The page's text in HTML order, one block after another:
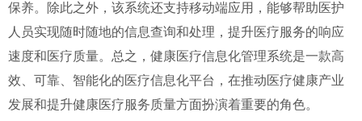
保养。除此之外，该系统还支持移动端应用，能够帮助医护
人员实现随时随地的信息查询和处理，提升医疗服务的响应
速度和医疗质量。总之，健康医疗信息化管理系统是一款高
效、可靠、智能化的医疗信息化平台，在推动医疗健康产业
发展和提升健康医疗服务质量方面扮演着重要的角色。